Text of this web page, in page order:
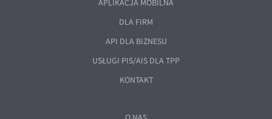
APLIKACJA MOBILNA
DLA FIRM
API DLA BIZNESU
USŁUGI PIS/AIS DLA TPP
KONTAKT